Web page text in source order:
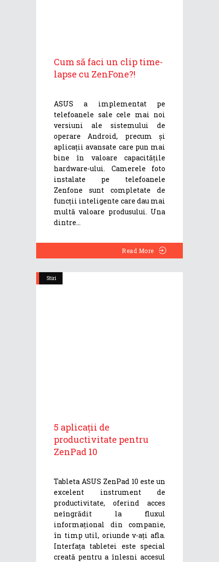
Cum să faci un clip time-
lapse cu ZenFone?!
ASUS a implementat pe
telefoanele sale cele mai noi
versiuni ale sistemului de
operare Android, precum și
aplicații avansate care pun mai
bine în valoare capacitățile
hardware-ului. Camerele foto
instalate pe telefoanele
Zenfone sunt completate de
funcții inteligente care dau mai
multă valoare produsului. Una
dintre
Read More
Stiri
5 aplicații de
productivitate pentru
ZenPad 10
Tableta ASUS ZenPad 10 este un
excelent instrument de
productivitate, oferind acces
neîngrădit la fluxul
informațional din companie,
în timp util, oriunde v-ați afla.
Interfața tabletei este special
creată pentru a înlesni accesul